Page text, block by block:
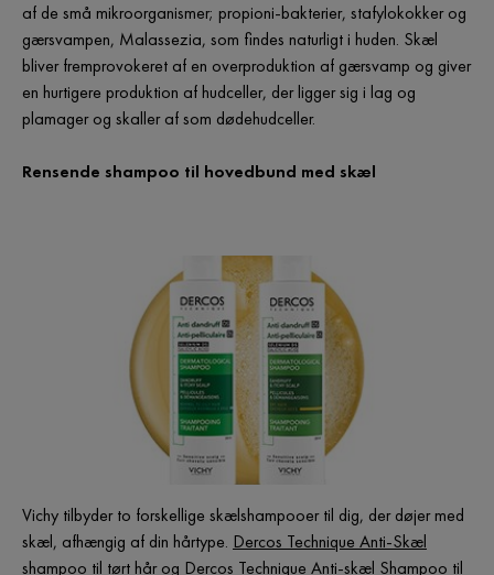
af de små mikroorganismer; propioni-bakterier, stafylokokker og
gærsvampen, Malassezia, som findes naturligt i huden. Skæl
bliver fremprovokeret af en overproduktion af gærsvamp og giver
en hurtigere produktion af hudceller, der ligger sig i lag og
plamager og skaller af som dødehudceller.
Rensende shampoo til hovedbund med skæl
Vichy tilbyder to forskellige skælshampooer til dig, der døjer med
skæl, afhængig af din hårtype. Dercos Technique Anti-Skæl
shampoo til tørt hårog Dercos Technique Anti-skæl Shampoo til